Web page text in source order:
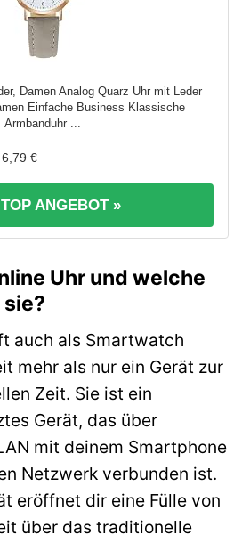
Damen Analog Quarz Uhr mit Leder
Einfache Business Klassische
Armbanduhr ...
6,79 €
ANGEBOT »
Uhr und welche
auch als Smartwatch
mehr als nur ein Gerät zur
Zeit. Sie ist ein
Gerät, das über
mit deinem Smartphone
Netzwerk verbunden ist.
eröffnet dir eine Fülle von
über das traditionelle